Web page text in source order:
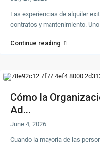
Las experiencias de alquiler
contratos y mantenimiento.
Continue reading
Cómo la
Ad...
June 4, 2026
Cuando la mayoría de las